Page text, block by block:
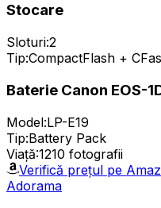
Stocare
Sloturi:2
Tip:CompactFlash +
Baterie Canon EOS-
Model:LP-E19
Tip:Battery Pack
Viață:1210 fotografii
Verifică prețul pe
Adorama